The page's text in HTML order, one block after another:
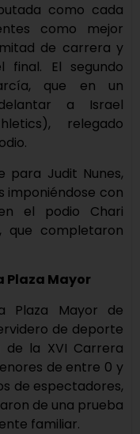
como cada
como mejor
de carrera y
final. El segundo
que en un
a Israel
relegado
para Judit Nunes,
imponiéndose con
el podio Chari
que completaron
Plaza Mayor
Plaza Mayor de
de deporte
la XVI Carrera
de entre 0 y
de espectadores,
de una prueba
familiar.